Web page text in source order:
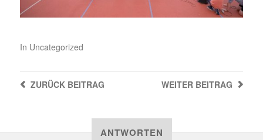
In Uncategorized
WEITER BEITRAG
ZURÜCKBEITRAG
ANTWORTEN